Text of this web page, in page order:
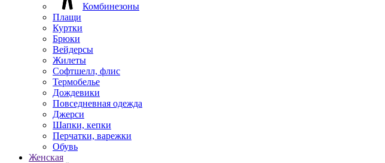
Комбинезоны
Плащи
Куртки
Брюки
Вейдерсы
Жилеты
Софтшелл, флис
Термобелье
Дождевики
Повседневная одежда
Джерси
Шапки, кепки
Перчатки, варежки
Обувь
Женская